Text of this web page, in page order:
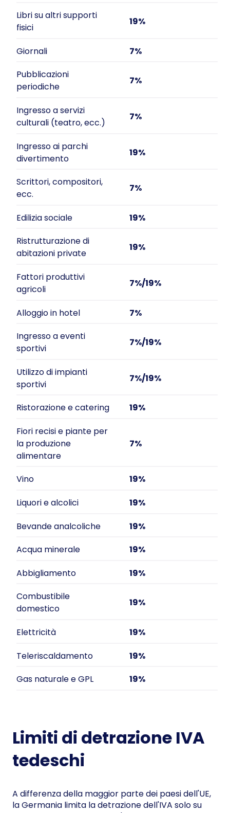
Libri su altri supporti
fisici
19%
Giornali
7%
Pubblicazioni
periodiche
7%
Ingresso a servizi
culturali (teatro, ecc.)
7%
Ingresso ai parchi
divertimento
19%
Scrittori, compositori,
ecc.
7%
Edilizia sociale
19%
Ristrutturazione di
abitazioni private
19%
Fattori produttivi
agricoli
7%/19%
Alloggio in hotel
7%
Ingresso a eventi
sportivi
7%/19%
Utilizzo di impianti
sportivi
7%/19%
Ristorazione e catering
19%
Fiori recisi e piante per
la produzione
alimentare
7%
Vino
19%
Liquori e alcolici
19%
Bevande analcoliche
19%
Acqua minerale
19%
Abbigliamento
19%
Combustibile
domestico
19%
Elettricità
19%
Teleriscaldamento
19%
Gas naturale e GPL
19%
Limiti di detrazione IVA
tedeschi
A differenza della maggior parte dei paesi dell'UE,
la Germania limita la detrazione dell'IVA solo su